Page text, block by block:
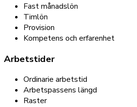
Fast månadslön
Timlön
Provision
Kompetens och erfarenhet
Arbetstider
Ordinarie arbetstid
Arbetspassens längd
Raster